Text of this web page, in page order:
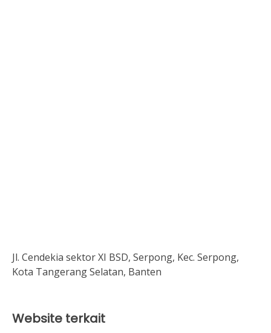
Jl. Cendekia sektor XI BSD, Serpong, Kec. Serpong,
Kota Tangerang Selatan, Banten
Website terkait